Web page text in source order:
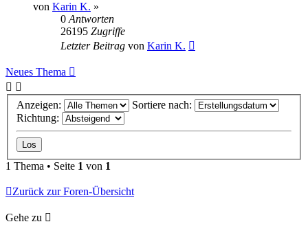
von Karin K. »
0 Antworten
26195 Zugriffe
Letzter Beitrag von Karin K.
Neues Thema
Anzeigen:
Sortiere nach:
Richtung:
1 Thema • Seite 1 von 1
Zurück zur Foren-Übersicht
Gehe zu